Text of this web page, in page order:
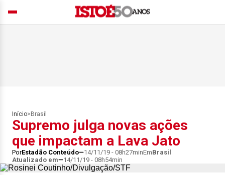
Início> Brasil
Supremo julga novas ações
que impactam a Lava Jato
PorEstadão Conteúdo 14/11/19 - 08h27minEmBrasil
Atualizado em
14/11/19 - 08h54min